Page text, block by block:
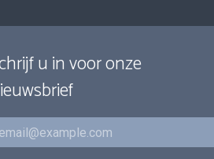
u in voor onze